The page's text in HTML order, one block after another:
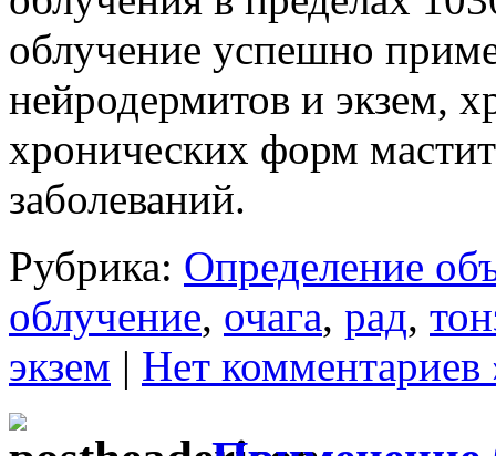
облучение успешно
нейродермитов и экзем,
хронических форм
заболеваний.
Рубрика: Определение
облучение, очага, рад,
экзем | Нет комментариев